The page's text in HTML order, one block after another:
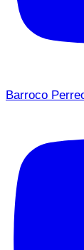
Barroco